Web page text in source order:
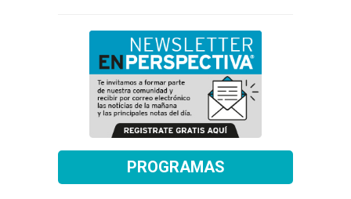
PROGRAMAS